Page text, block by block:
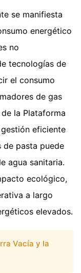
se manifiesta
energético
no
tecnologías de
el consumo
de gas
la Plataforma
eficiente
de pasta puede
agua sanitaria.
ecológico,
a largo
elevados.
Vacía y la